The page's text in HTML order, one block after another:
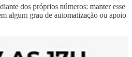
dos próprios números: manter esse
algum grau de automatização ou apoio